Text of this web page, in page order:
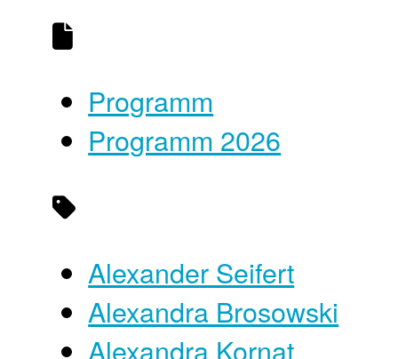
Programm
Programm 2026
Alexander Seifert
Alexandra Brosowski
Alexandra Kornat